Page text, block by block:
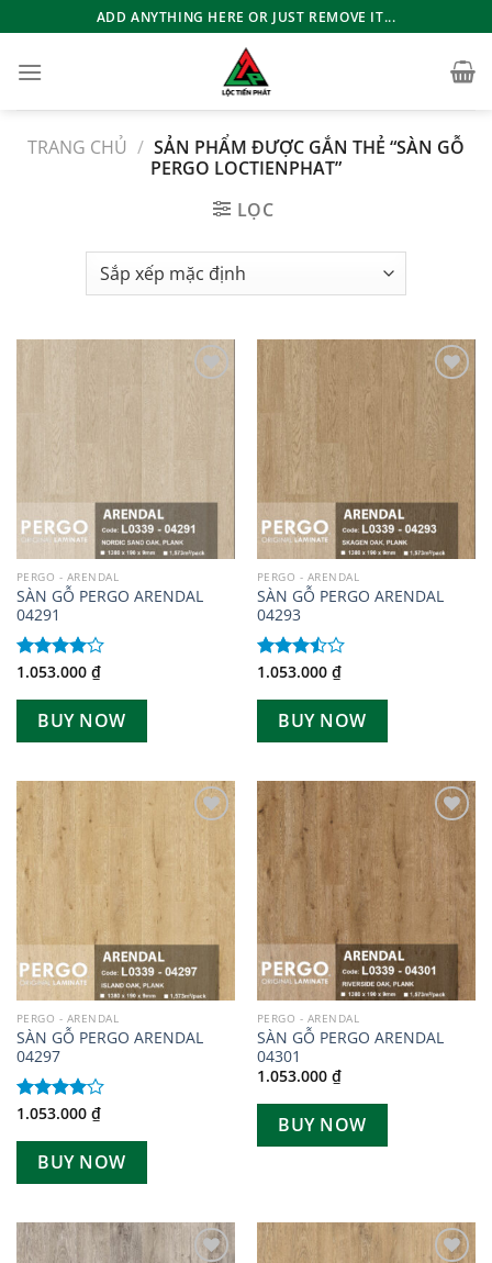
qua
nội
ADD ANYTHING HERE OR JUST REMOVE IT...
TRANG CHỦ / SẢN PHẨM ĐƯỢC GẮN THẺ “SÀN GỖ
PERGO LOCTIENPHAT”
LỌC
PERGO - ARENDAL
SÀN GỖ PERGO ARENDAL
04291
Được
sao
1.053.000 ₫
BUY NOW
Add to
wishlist
PERGO - ARENDAL
SÀN GỖ PERGO ARENDAL
04293
Được
3.505
sao
1.053.000 ₫
BUY NOW
Add to
wishlist
PERGO - ARENDAL
SÀN GỖ PERGO ARENDAL
04297
Được
sao
1.053.000 ₫
BUY NOW
Add to
wishlist
PERGO - ARENDAL
SÀN GỖ PERGO ARENDAL
04301
1.053.000 ₫
BUY NOW